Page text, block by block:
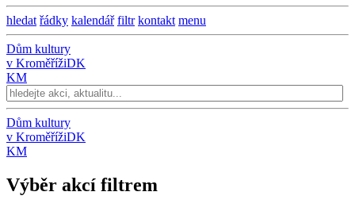
hledat řádky kalendář filtr kontakt menu
Dům kultury
v KroměřížiDK
KM
Dům kultury
v KroměřížiDK
KM
Výběr akcí filtrem